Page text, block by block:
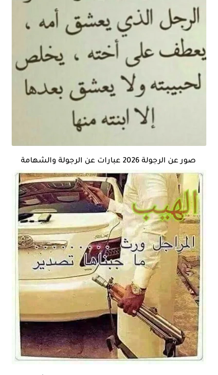
صور عن الرجولة 2026 عبارات عن الرجولة والشهامة